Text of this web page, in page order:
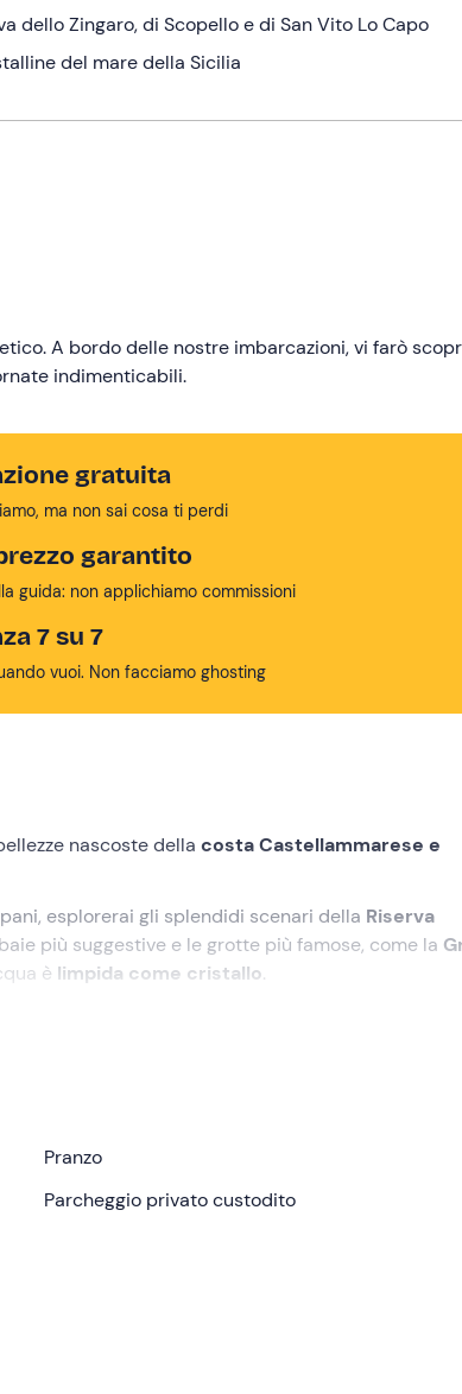
dello Zingaro, di Scopello e di San Vito Lo Capo
del mare della Sicilia
A bordo delle nostre imbarcazioni, vi farò
indimenticabili.
gratuita
ma non sai cosa ti perdi
garantito
guida: non applichiamo commissioni
7 su 7
vuoi. Non facciamo ghosting
nascoste della costa Castellammarese e
esplorerai gli splendidi scenari della Riserva
più suggestive e le grotte più famose, come la
è limpida come cristallo.
splendida spiaggia, durante i quali potremo ammirare
Pranzo
Parcheggio privato custodito